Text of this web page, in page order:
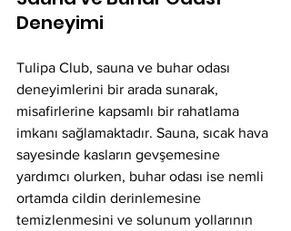
Deneyimi
Tulipa Club, sauna ve buhar odası
deneyimlerini bir arada sunarak,
misafirlerine kapsamlı bir rahatlama
imkanı sağlamaktadır. Sauna, sıcak hava
sayesinde kasların gevşemesine
yardımcı olurken, buhar odası ise nemli
ortamda cildin derinlemesine
temizlenmesini ve solunum yollarının